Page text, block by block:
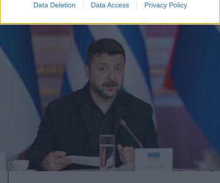
Data Deletion Data Access Privacy Policy